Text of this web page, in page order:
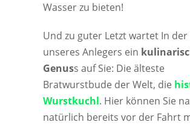
Wasser zu bieten!
Und zu guter Letzt wartet In der
unseres Anlegers ein
Genuss auf Sie: Die älteste
Bratwurstbude der Welt, die
Wurstkuchl. Hier können Sie
natürlich bereits vor der Fahrt